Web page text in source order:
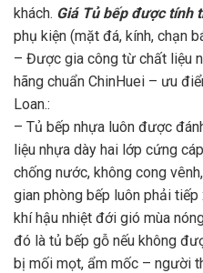
khách. Giá Tủ bếp được tính
phụ kiện (mặt đá, kính, chạn
– Được gia công từ chất liệu
hãng chuẩn ChinHuei – ưu
Loan.:
– Tủ bếp nhựa luôn được
liệu nhựa dày hai lớp cứng
chống nước, không cong
gian phòng bếp luôn phải
khí hậu nhiệt đới gió mùa
đó là tủ bếp gỗ nếu không
bị mối mọt, ẩm mốc – người